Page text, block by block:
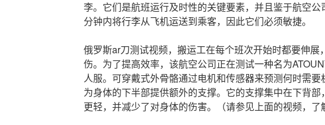
李。它们是航班运行及时性的关键要素，并且鉴于航空公
分钟内将行李从飞机运送到乘客，因此它们必须敏捷。
俄罗斯ar刀测试视频，搬运工在每个班次开始时都要伸展
伤。为了提高效率，该航空公司正在测试一种名为
人服。可穿戴式外骨骼通过电机和传感器来预测何时需要
为身体的下半部提供额外的支撑。它的支撑集中在下背部
更轻，并减少了对身体的伤害。（请参见上面的视频，了